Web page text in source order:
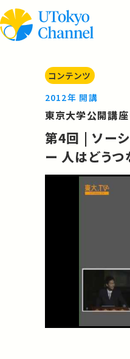
コンテンツ
2012年 開講
東京大学公開講座
第4回 | ソー
ー 人はどう